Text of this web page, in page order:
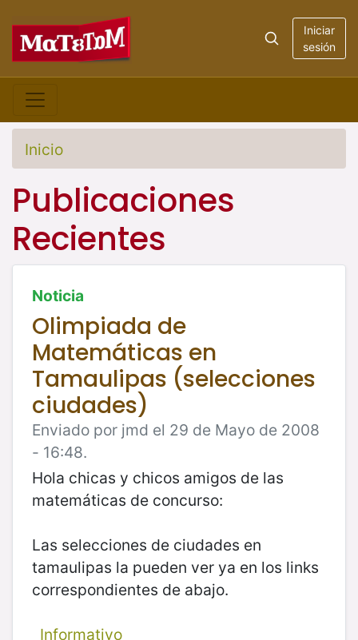
Iniciar
sesión
Inicio
Publicaciones
Recientes
Noticia
Olimpiada de
Matemáticas en
Tamaulipas (selecciones
ciudades)
Enviado por jmd el 29 de Mayo de 2008
- 16:48.
Hola chicas y chicos amigos de las
matemáticas de concurso:
Las selecciones de ciudades en
tamaulipas la pueden ver ya en los links
correspondientes de abajo.
Informativo